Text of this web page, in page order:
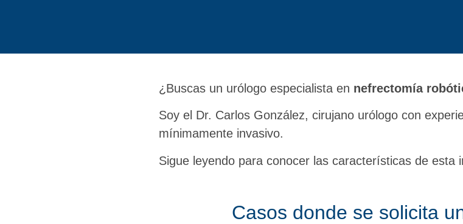
¿Buscas un urólogo especialista en nefrectomía
Soy el Dr. Carlos González, cirujano urólogo con
mínimamente invasivo.
Sigue leyendo para conocer las características de esta
Casos donde se solicita